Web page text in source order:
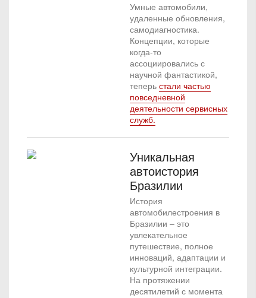
Умные автомобили,
удаленные обновления,
самодиагностика.
Концепции, которые
когда-то
ассоциировались с
научной фантастикой,
теперь стали частью
повседневной
деятельности сервисных
служб.
Уникальная
автоистория
Бразилии
История
автомобилестроения в
Бразилии – это
увлекательное
путешествие, полное
инноваций, адаптации и
культурной интеграции.
На протяжении
десятилетий с момента